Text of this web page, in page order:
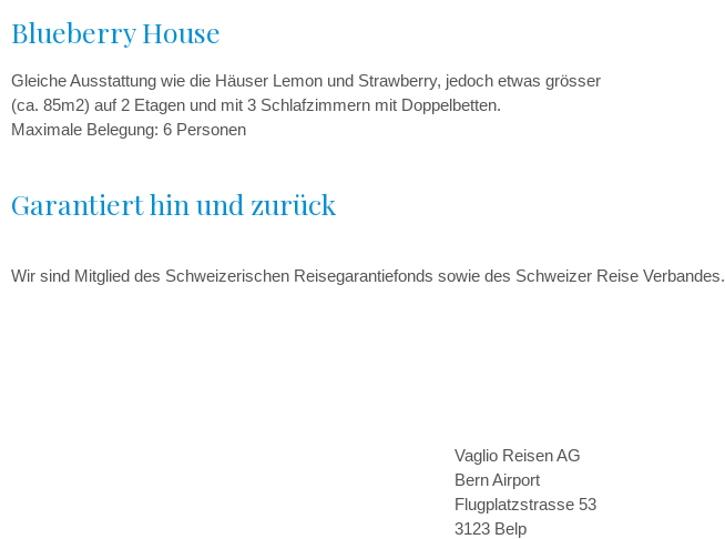
Blueberry House
Gleiche Ausstattung wie die Häuser Lemon und Strawberry, jedoch etwas grösser
(ca. 85m2) auf 2 Etagen und mit 3 Schlafzimmern mit Doppelbetten.
Maximale Belegung: 6 Personen
Garantiert hin und zurück
Wir sind Mitglied des Schweizerischen Reisegarantiefonds sowie des Schweizer Reise Verbandes.
Vaglio Reisen AG
Bern Airport
Flugplatzstrasse 53
3123 Belp